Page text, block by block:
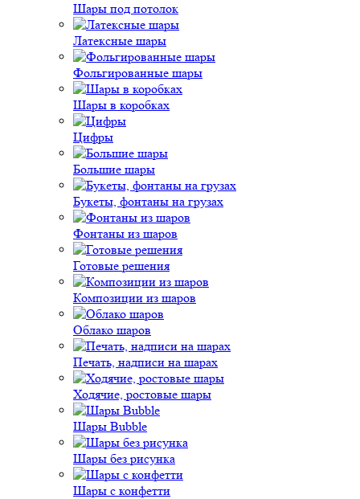
Шары под потолок
Латексные шары
Фольгированные шары
Шары в коробках
Цифры
Большие шары
Букеты, фонтаны на грузах
Фонтаны из шаров
Готовые решения
Композиции из шаров
Облако шаров
Печать, надписи на шарах
Ходячие, ростовые шары
Шары Bubble
Шары без рисунка
Шары с конфетти